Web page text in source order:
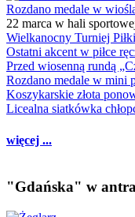
Rozdano medale w
22 marca w hali
Wielkanocny Turniej
Ostatni akcent w piłce
Przed wiosenną rundą
Rozdano medale w mini
Koszykarskie złota
Licealna siatkówka
więcej ...
"Gdańska" w